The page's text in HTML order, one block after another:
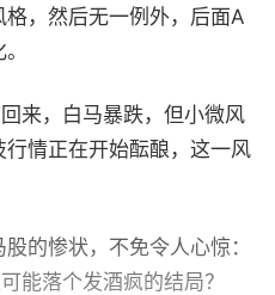
，然后无一例外，后面A
来，白马暴跌，但小微风
情正在开始酝酿，这一风
的惨状，不免令人心惊：
能落个发酒疯的结局？